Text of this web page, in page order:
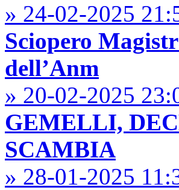
» 24-02-2025
Sciopero
dell’Anm
» 20-02-2025
GEMELLI,
SCAMBIA
» 28-01-2025